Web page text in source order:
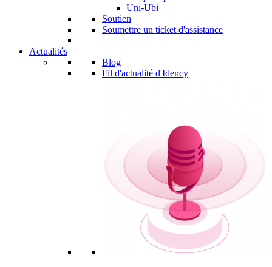
Uni-Ubi
Soutien
Soumettre un ticket d'assistance
Actualités
Blog
Fil d'actualité d'Idency